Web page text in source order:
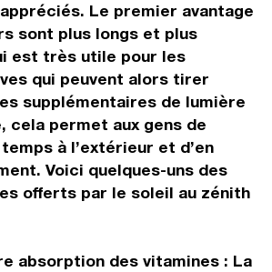
Le premier avantage
sont plus longs et plus
est très utile pour les
qui peuvent alors tirer
supplémentaires de lumière
cela permet aux gens de
à l’extérieur et d’en
Voici quelques-uns des
offerts par le soleil au zénith
absorption des vitamines : La